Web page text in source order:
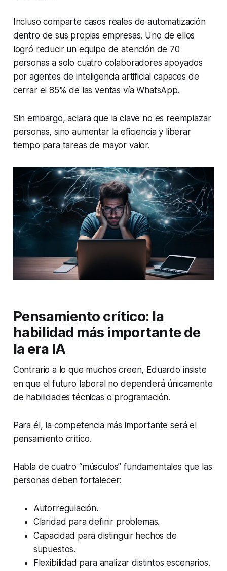
Incluso comparte casos reales de automatización
dentro de sus propias empresas. Uno de ellos
logró reducir un equipo de atención de 70
personas a solo cuatro colaboradores apoyados
por agentes de inteligencia artificial capaces de
cerrar el 85% de las ventas vía WhatsApp.
Sin embargo, aclara que la clave no es reemplazar
personas, sino aumentar la eficiencia y liberar
tiempo para tareas de mayor valor.
Pensamiento crítico: la
habilidad más importante de
la era IA
Contrario a lo que muchos creen, Eduardo insiste
en que el futuro laboral no dependerá únicamente
de habilidades técnicas o programación.
Para él, la competencia más importante será el
pensamiento crítico.
Habla de cuatro “músculos” fundamentales que las
personas deben fortalecer:
Autorregulación.
Claridad para definir problemas.
Capacidad para distinguir hechos de
supuestos.
Flexibilidad para analizar distintos escenarios.